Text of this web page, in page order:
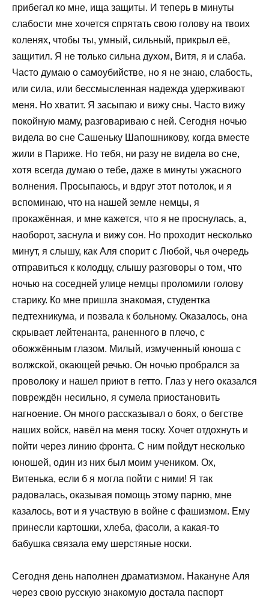
прибегал ко мне, ища защиты. И теперь в минуты
слабости мне хочется спрятать свою голову на твоих
коленях, чтобы ты, умный, сильный, прикрыл её,
защитил. Я не только сильна духом, Витя, я и слаба.
Часто думаю о самоубийстве, но я не знаю, слабость,
или сила, или бессмысленная надежда удерживают
меня. Но хватит. Я засыпаю и вижу сны. Часто вижу
покойную маму, разговариваю с ней. Сегодня ночью
видела во сне Сашеньку Шапошникову, когда вместе
жили в Париже. Но тебя, ни разу не видела во сне,
хотя всегда думаю о тебе, даже в минуты ужасного
волнения. Просыпаюсь, и вдруг этот потолок, и я
вспоминаю, что на нашей земле немцы, я
прокажённая, и мне кажется, что я не проснулась, а,
наоборот, заснула и вижу сон. Но проходит несколько
минут, я слышу, как Аля спорит с Любой, чья очередь
отправиться к колодцу, слышу разговоры о том, что
ночью на соседней улице немцы проломили голову
старику. Ко мне пришла знакомая, студентка
педтехникума, и позвала к больному. Оказалось, она
скрывает лейтенанта, раненного в плечо, с
обожжённым глазом. Милый, измученный юноша с
волжской, окающей речью. Он ночью пробрался за
проволоку и нашел приют в гетто. Глаз у него оказался
повреждён несильно, я сумела приостановить
нагноение. Он много рассказывал о боях, о бегстве
наших войск, навёл на меня тоску. Хочет отдохнуть и
пойти через линию фронта. С ним пойдут несколько
юношей, один из них был моим учеником. Ох,
Витенька, если б я могла пойти с ними! Я так
радовалась, оказывая помощь этому парню, мне
казалось, вот и я участвую в войне с фашизмом. Ему
принесли картошки, хлеба, фасоли, а какая-то
бабушка связала ему шерстяные носки.
Сегодня день наполнен драматизмом. Накануне Аля
через свою русскую знакомую достала паспорт